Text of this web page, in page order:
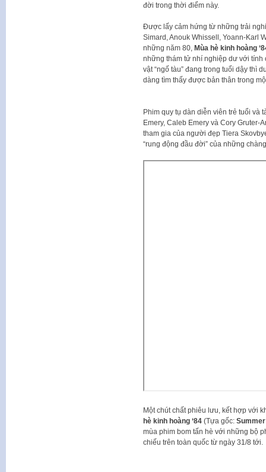
đời trong thời điểm này.
Được lấy cảm hứng từ những trải
Simard, Anouk Whissell, Yoann-Karl
những năm 80, Mùa hè kinh hoàng
những thám tử nhí nghiệp dư với tính
vật “ngố tàu” đang trong tuổi dậy thì
dàng tìm thấy được bản thân trong
Phim quy tụ dàn diễn viên trẻ tuổi và
Emery, Caleb Emery và Cory Gruter-
tham gia của người đẹp Tiera
“rung động đầu đời” của những
Một chút chất phiêu lưu, kết hợp với
hè kinh hoàng ‘84(Tựa gốc: Summer
mùa phim bom tấn hè với những bộ
chiếu trên toàn quốc từ ngày 31/8 tới.